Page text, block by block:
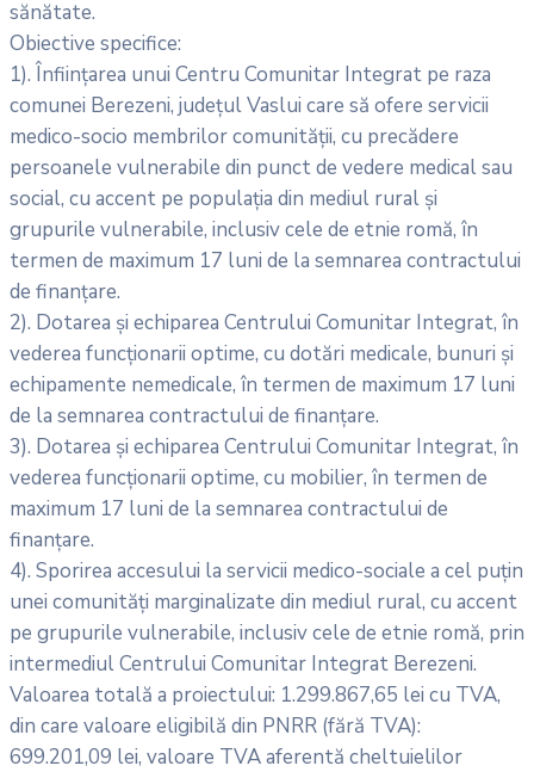
sănătate.
Obiective specifice:
1). Înființarea unui Centru Comunitar Integrat pe raza
comunei Berezeni, județul Vaslui care să ofere servicii
medico-socio membrilor comunității, cu precădere
persoanele vulnerabile din punct de vedere medical sau
social, cu accent pe populația din mediul rural și
grupurile vulnerabile, inclusiv cele de etnie romă, în
termen de maximum 17 luni de la semnarea contractului
de finanțare.
2). Dotarea și echiparea Centrului Comunitar Integrat, în
vederea funcționarii optime, cu dotări medicale, bunuri şi
echipamente nemedicale, în termen de maximum 17 luni
de la semnarea contractului de finanțare.
3). Dotarea și echiparea Centrului Comunitar Integrat, în
vederea funcționarii optime, cu mobilier, în termen de
maximum 17 luni de la semnarea contractului de
finanțare.
4). Sporirea accesului la servicii medico-sociale a cel puțin
unei comunități marginalizate din mediul rural, cu accent
pe grupurile vulnerabile, inclusiv cele de etnie romă, prin
intermediul Centrului Comunitar Integrat Berezeni.
Valoarea totală a proiectului: 1.299.867,65 lei cu TVA,
din care valoare eligibilă din PNRR (fără TVA):
699.201,09 lei, valoare TVA aferentă cheltuielilor